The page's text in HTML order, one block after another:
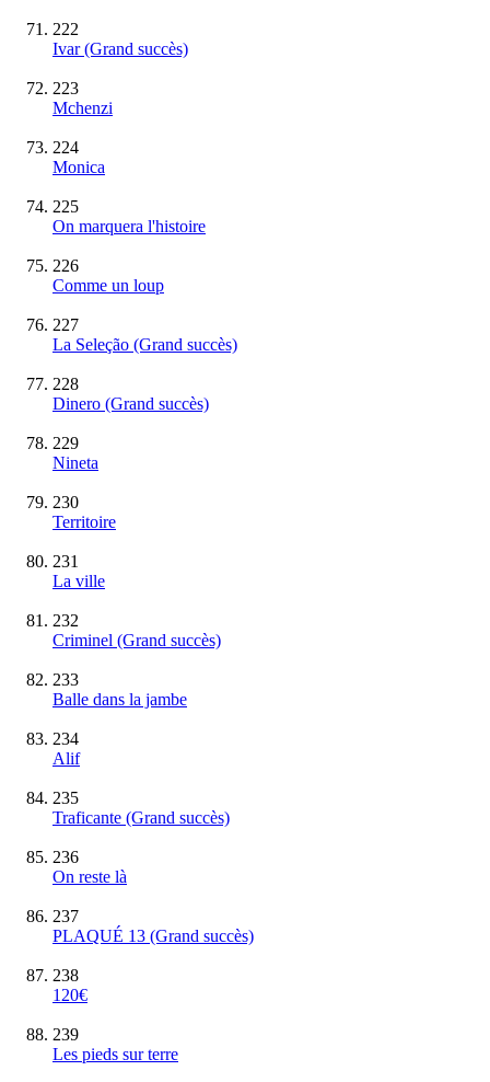
222
Ivar(Grand succès)
223
Mchenzi
224
Monica
225
On marquera l'histoire
226
Comme un loup
227
La Seleção (Grand succès)
228
Dinero (Grand succès)
229
Nineta
230
Territoire
231
La ville
232
Criminel (Grand succès)
233
Balle dans la jambe
234
Alif
235
Traficante (Grand succès)
236
On reste là
237
PLAQUÉ 13 (Grand succès)
238
120€
239
Les pieds sur terre